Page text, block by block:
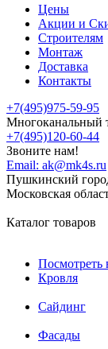
Цены
Акции и
Строителям
Монтаж
Доставка
Контакты
+7(495)975-59-95
Многоканальный
+7(495)120-60-44
Звоните нам!
Email: ak@mk4s.ru
Пушкинский
Московская
Каталог товаров
Посмотреть
Кровля
Сайдинг
Фасады